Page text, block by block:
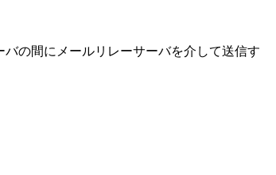
の間にメールリレーサーバを介して送信す